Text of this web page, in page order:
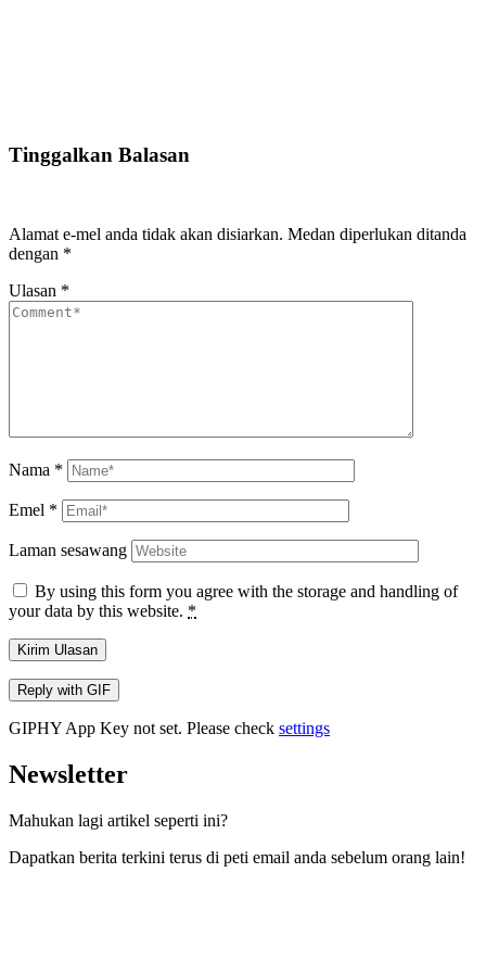
Tinggalkan Balasan
Alamat e-mel anda tidak akan disiarkan. Medan diperlukan ditanda
dengan *
Ulasan *
Nama *
Emel *
Laman sesawang
By using this form you agree with the storage and handling of
your data by this website. *
Kirim Ulasan
Reply with GIF
GIPHY App Key not set. Please check settings
Newsletter
Mahukan lagi artikel seperti ini?
Dapatkan berita terkini terus di peti email anda sebelum orang lain!